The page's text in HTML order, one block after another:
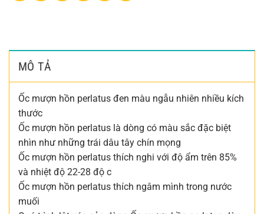
MÔ TẢ
Ốc mượn hồn perlatus đen màu ngẫu nhiên nhiều kích
thước
Ốc mượn hồn perlatus là dòng có màu sắc đặc biệt
nhìn như những trái dâu tây chín mọng
Ốc mượn hồn perlatus thích nghi với độ ẩm trên 85%
và nhiệt độ 22-28 độ c
Ốc mượn hồn perlatus thích ngâm mình trong nước
muối